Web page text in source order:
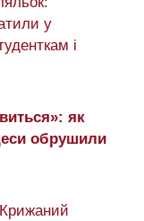
у
і
як
обрушили